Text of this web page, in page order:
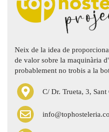
Neix de la idea de
de valor sobre la maquinària
probablement no trobis a la
C/ Dr. Trueta, 3, Sant